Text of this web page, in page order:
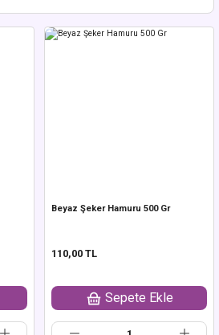
Beyaz Şeker Hamuru 500 Gr
110,00 TL
Sepete Ekle